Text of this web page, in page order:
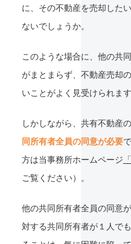
に、その不動産を売却した
ないでしょうか。
このような場合に、他の共
がまとまらず、不動産売却
いことがよく見受けられます
しかしながら、共有不動産
同所有者全員の同意が必要
方は当事務所ホームページ
ご覧ください）。
他の共同所有者全員の同意
対する共同所有者が１人で